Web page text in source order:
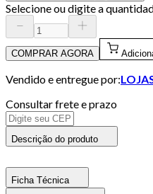
Selecione ou digite a
COMPRAR AGORA
Vendido e entregue por:
Consultar frete e prazo
Descrição do produto
Ficha Técnica